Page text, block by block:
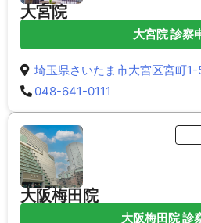
大宮院
大宮院 診察
埼玉県さいたま市大宮区宮町
048-641-0111
大阪梅田院
大阪梅田院 診